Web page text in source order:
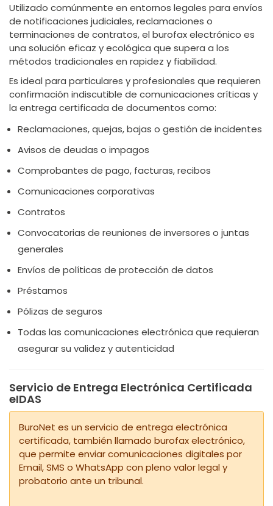
Utilizado comúnmente en entornos legales para envíos
de notificaciones judiciales, reclamaciones o
terminaciones de contratos, el burofax electrónico es
una solución eficaz y ecológica que supera a los
métodos tradicionales en rapidez y fiabilidad.
Es ideal para particulares y profesionales que requieren
confirmación indiscutible de comunicaciones críticas y
la entrega certificada de documentos como:
Reclamaciones, quejas, bajas o gestión de incidentes
Avisos de deudas o impagos
Comprobantes de pago, facturas, recibos
Comunicaciones corporativas
Contratos
Convocatorias de reuniones de inversores o juntas
generales
Envíos de políticas de protección de datos
Préstamos
Pólizas de seguros
Todas las comunicaciones electrónica que requieran
asegurar su validez y autenticidad
Servicio de Entrega Electrónica Certificada
eIDAS
BuroNet es un servicio de entrega electrónica
certificada, también llamado burofax electrónico,
que permite enviar comunicaciones digitales por
Email, SMS o WhatsApp con pleno valor legal y
probatorio ante un tribunal.